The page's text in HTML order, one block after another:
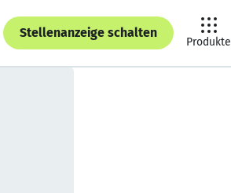
Stellenanzeige schalten
Produkte